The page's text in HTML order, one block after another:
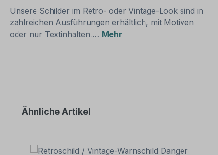
Unsere Schilder im Retro- oder Vintage-Look sind in
zahlreichen Ausführungen erhältlich, mit Motiven
oder nur Textinhalten,… Mehr
Produktgalerie überspringen
Ähnliche Artikel